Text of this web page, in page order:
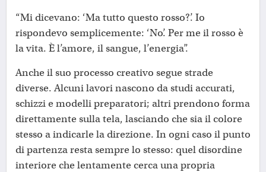
“Mi dicevano: ‘Ma tutto questo rosso?’. Io
rispondevo semplicemente: ‘No’. Per me il rosso è
la vita. È l’amore, il sangue, l’energia”.
Anche il suo processo creativo segue strade
diverse. Alcuni lavori nascono da studi accurati,
schizzi e modelli preparatori; altri prendono forma
direttamente sulla tela, lasciando che sia il colore
stesso a indicarle la direzione. In ogni caso il punto
di partenza resta sempre lo stesso: quel disordine
interiore che lentamente cerca una propria